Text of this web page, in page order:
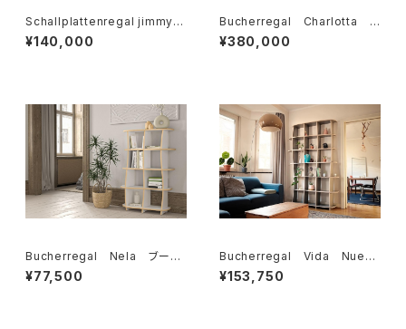
Schallplattenregal jimmy
シャルプラッテンリーガル・ジミ
ー
¥140,000
Bucherregal Charlotta ブ
ーヒャレガル・シャルロッタ
¥380,000
Bucherregal Nela ブーヒ
ャレガル ネラ
¥77,500
Bucherregal Vida Nueva
ブーヒャレガル ビタヌエヴァ
¥153,750